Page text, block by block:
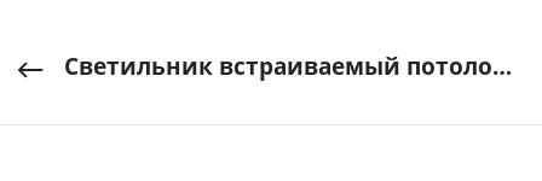
Светильник встраиваемый потолочный CD937 50W 4000K MR16 G5.3с подсветкой 15LED FERON арт. 29470